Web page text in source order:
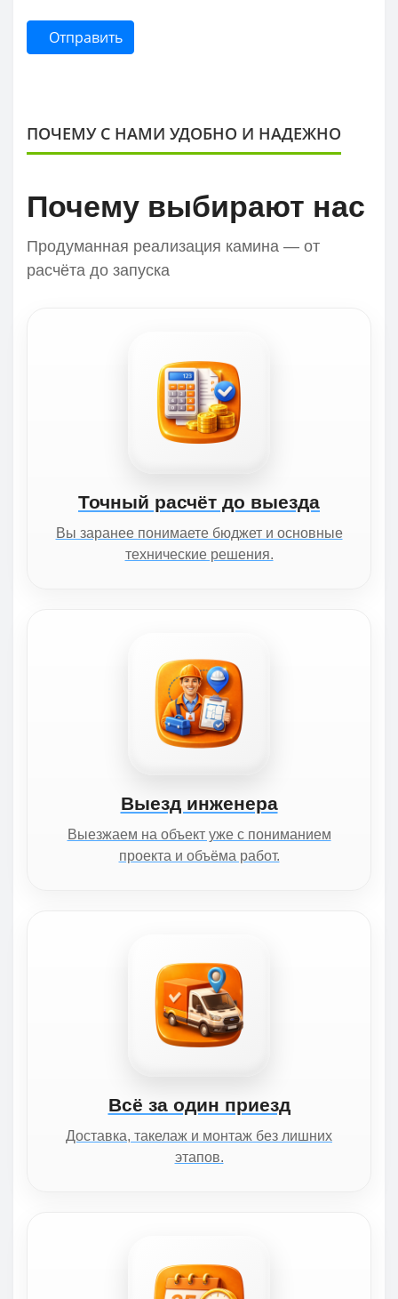
Отправить
ПОЧЕМУ С НАМИ УДОБНО И НАДЕЖНО
Почему выбирают нас
Продуманная реализация камина — от
расчёта до запуска
Точный расчёт до выезда
Вы заранее понимаете бюджет и основные
технические решения.
Выезд инженера
Выезжаем на объект уже с пониманием
проекта и объёма работ.
Всё за один приезд
Доставка, такелаж и монтаж без лишних
этапов.